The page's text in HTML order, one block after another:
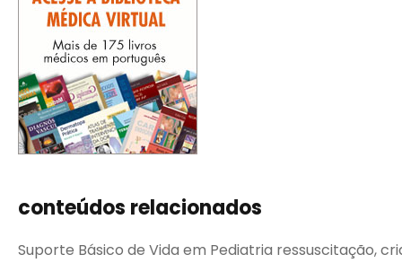
conteúdos relacionados
Suporte Básico de Vida em Pediatria ressuscitação,